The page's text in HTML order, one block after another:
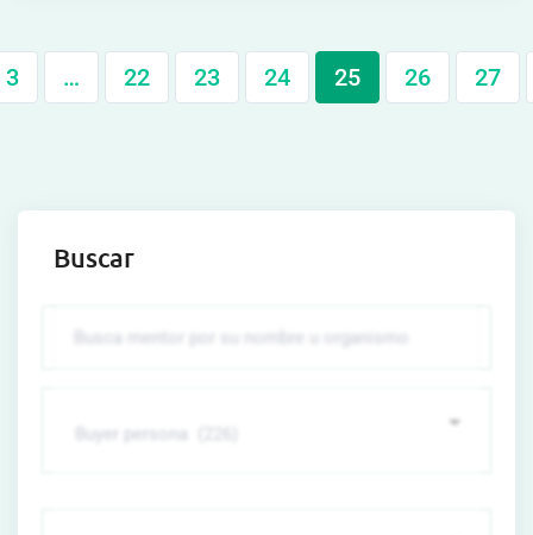
3 … 22 23 24 25 26 27
Buscar